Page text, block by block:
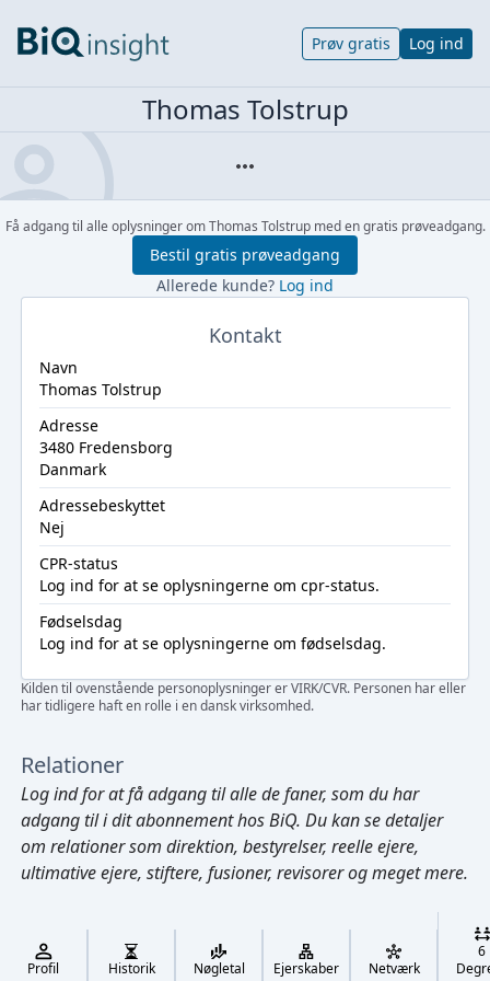
Cmd/Ctrl + K
Prøv gratis Log ind
Thomas Tolstrup
Få adgang til alle oplysninger om Thomas Tolstrup med en gratis prøveadgang.
Bestil gratis prøveadgang
Allerede kunde? Log ind
Kontakt
Navn
Thomas Tolstrup
Adresse
3480 Fredensborg
Danmark
Adressebeskyttet
Nej
CPR-status
Log ind for at se oplysningerne om cpr-status.
Fødselsdag
Log ind for at se oplysningerne om fødselsdag.
Kilden til ovenstående personoplysninger er VIRK/CVR. Personen har eller
har tidligere haft en rolle i en dansk virksomhed.
Relationer
Log indfor at få adgang til alle de faner, som du har
adgang til i dit abonnement hos BiQ. Du kan se detaljer
om relationer som direktion, bestyrelser, reelle ejere,
ultimative ejere, stiftere, fusioner, revisorer og meget mere.
Profil Historik Nøgletal Ejerskaber Netværk
6